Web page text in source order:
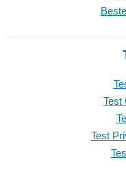
Test
Test